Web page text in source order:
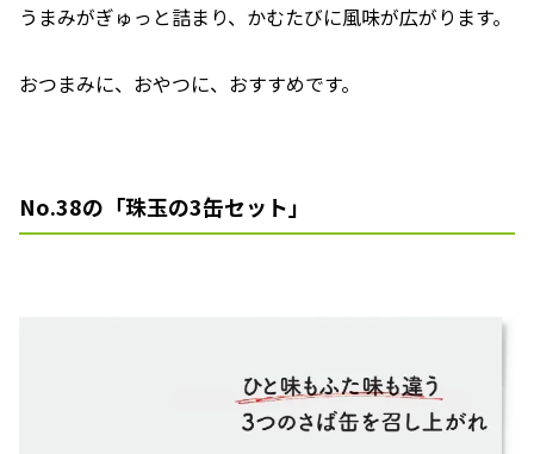
うまみがぎゅっと詰まり、かむたびに風味が広がります。
おつまみに、おやつに、おすすめです。
No.38の「珠玉の3缶セット」